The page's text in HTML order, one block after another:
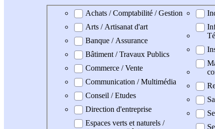
Domaine professionel
Achats / Comptabilité / Gestion
Arts / Artisanat d'art
Banque / Assurance
Bâtiment / Travaux Publics
Commerce / Vente
Communication / Multimédia
Conseil / Etudes
Direction d'entreprise
Espaces verts et naturels /